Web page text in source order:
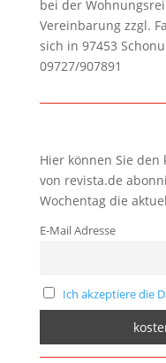
bei der
Vereinbarung zzgl.
sich in 97453
09727/907891
Hier können Sie
von revista.de
Wochentag die
E-Mail Adresse
Ich akzeptiere die